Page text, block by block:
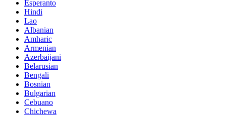
Esperanto
Hindi
Lao
Albanian
Amharic
Armenian
Azerbaijani
Belarusian
Bengali
Bosnian
Bulgarian
Cebuano
Chichewa